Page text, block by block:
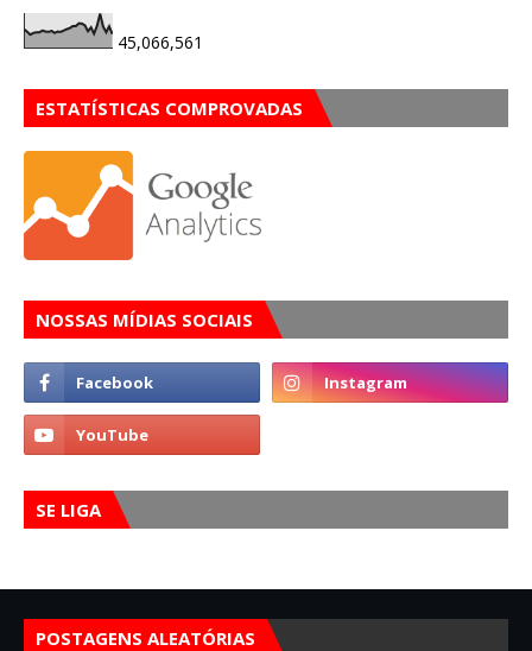
45,066,561
ESTATÍSTICAS COMPROVADAS
NOSSAS MÍDIAS SOCIAIS
SE LIGA
POSTAGENS ALEATÓRIAS